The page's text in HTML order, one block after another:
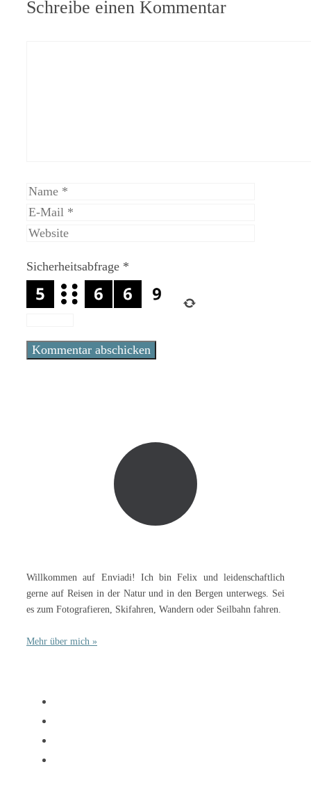
Schreibe einen Kommentar
Name
Sicherheitsabfrage *
Willkommen auf Enviadi! Ich bin Felix und leidenschaftlich
gerne auf Reisen in der Natur und in den Bergen unterwegs. Sei
es zum Fotografieren, Skifahren, Wandern oder Seilbahn fahren.
Mehr über mich »